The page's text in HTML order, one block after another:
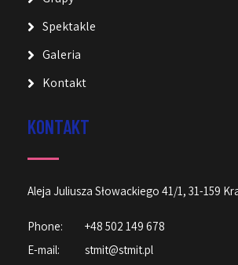
Spektakle
Galeria
Kontakt
KONTAKT
Aleja Juliusza Słowackiego 41/1, 31-159
Phone:
+48 502 149 678
E-mail:
stmit@stmit.pl